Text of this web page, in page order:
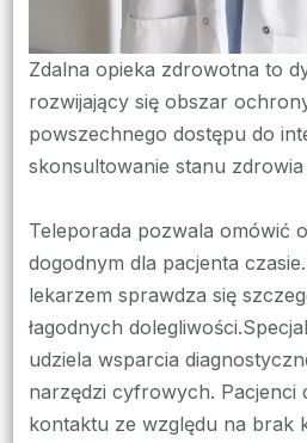
Zdalna opieka zdrowotna to
rozwijający się obszar
powszechnego dostępu do
skonsultowanie stanu zdrowia
Teleporada pozwala omówić
dogodnym dla pacjenta
lekarzem sprawdza się
łagodnych
udziela wsparcia
narzędzi cyfrowych. Pacjenci
kontaktu ze względu na brak